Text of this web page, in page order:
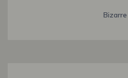
Bizarre